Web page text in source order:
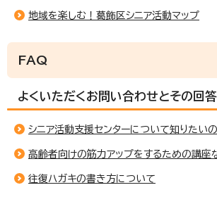
地域を楽しむ！葛飾区シニア活動マップ
FAQ
よくいただくお問い合わせとその回答
シニア活動支援センターについて知りたいの
高齢者向けの筋力アップをするための講座
往復ハガキの書き方について